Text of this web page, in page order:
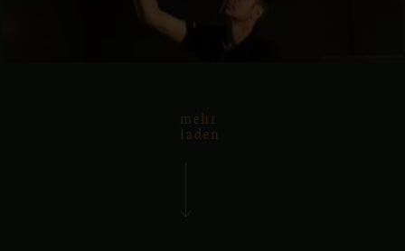
mehr
laden